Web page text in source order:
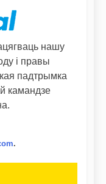
нашу
і правы
падтрымка
камандзе
.